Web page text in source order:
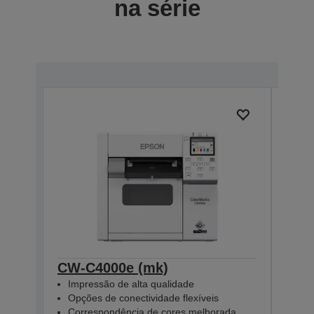
na série
CW-C4000e (mk)
Impressão de alta qualidade
Opções de conectividade flexíveis
Correspondência de cores melhorada